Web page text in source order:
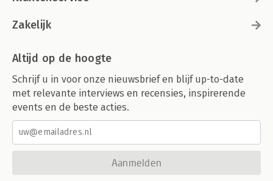
Zakelijk
Altijd op de hoogte
Schrijf u in voor onze nieuwsbrief en blijf up-to-date
met relevante interviews en recensies, inspirerende
events en de beste acties.
Aanmelden